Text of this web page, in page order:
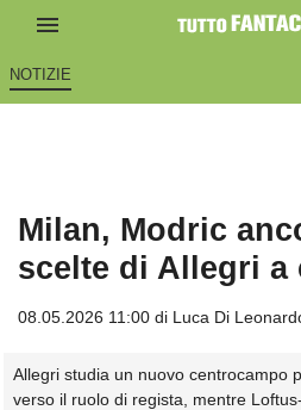
NOTIZIE
Milan, Modric
scelte di Allegri a
08.05.2026 11:00 di Luca Di
Allegri studia un nuovo centrocampo
verso il ruolo di regista, mentre